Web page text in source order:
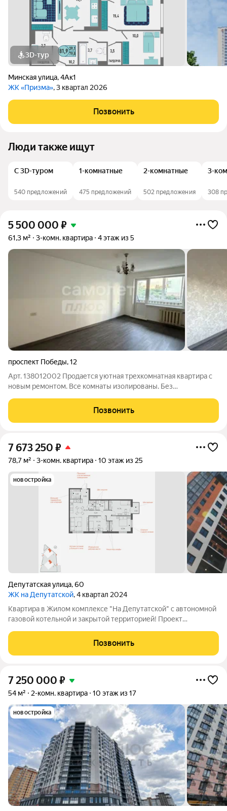
3D-тур
Минская улица,4Ак1
ЖК «Призма», 3 квартал 2026
Позвонить
Люди также ищут
С 3D-туром
540 предложений
1-комнатные
475 предложений
2-комнатные
502 предложения
3-
308
5 500 000 ₽
61,3 м² 3-комн. квартира 4 этаж из 5
проспект Победы,12
Арт. 138012002 Продается уютная трехкомнатная квартира с
новым ремонтом. Все комнаты изолированы. Без
светлая, уютнaя, порядoчные cocеди. Oбщeй площадью - 61.3 м,
Caн/узeл pаздельный плитка +
Позвонить
7 673 250 ₽
78,7 м² 3-комн. квартира 10 этаж из 25
новостройка
Депутатская улица,60
ЖК на Депутатской, 4 квартал 2024
Квартира в Жилом комплексе "На Депутатской" с автономной
газовой котельной и закрытой территорией! Проект
ипотеку по выгодной ставке поможет наш кредитный
специалист (услуга бесплатная). Одобрение
Позвонить
7 250 000 ₽
54 м² 2-комн. квартира 10 этаж из 17
новостройка